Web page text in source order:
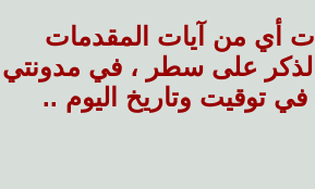
أي من آيات المقدمات
على سطر ، في مدونتي
في توقيت وتاريخ اليوم ..